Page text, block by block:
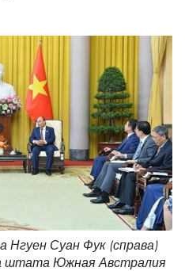
Нгуен Суан Фук (справа)
штата Южная Австралия